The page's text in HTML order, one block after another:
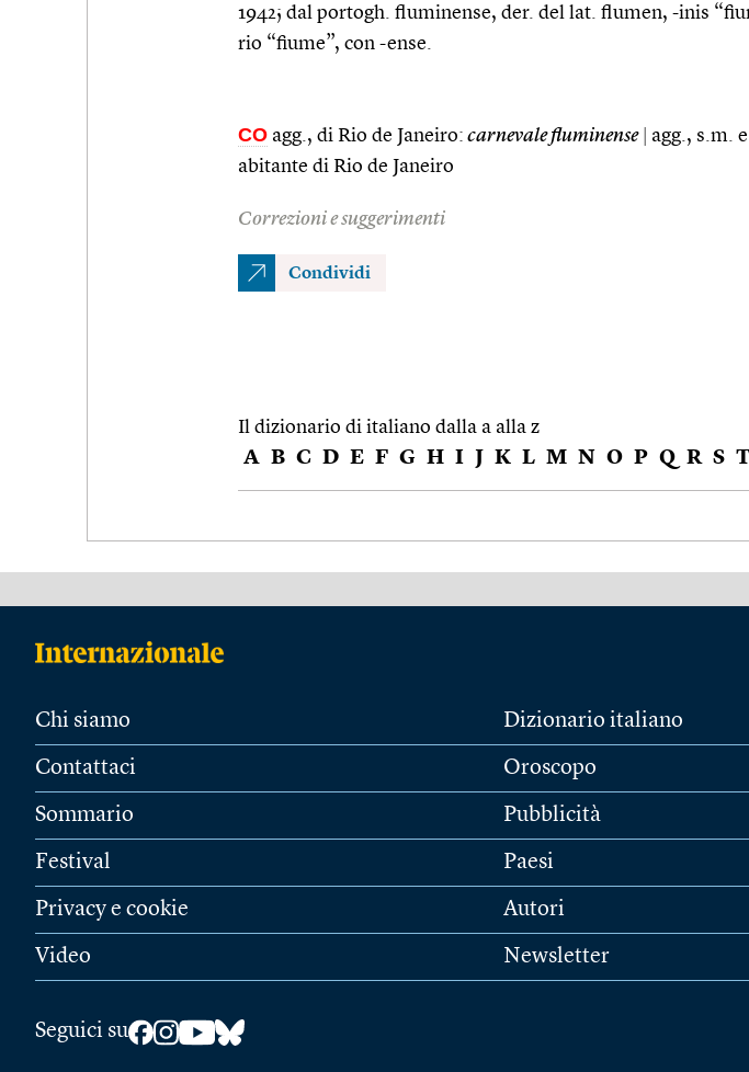
1942; dal portogh. fluminense, der. del lat. flumen, -inis
rio “fiume”, con -ense.
CO agg., di Rio de Janeiro: carnevale fluminense
agg., s.m.
abitante di Rio de Janeiro
Correzioni e suggerimenti
Condividi
Il dizionario di italiano dalla a alla z
A B C D E F G H I J K L M N O P Q R S T
Chi siamo
Contattaci
Sommario
Festival
Privacy e cookie
Video
Dizionario italiano
Oroscopo
Pubblicità
Paesi
Autori
Newsletter
Seguici su